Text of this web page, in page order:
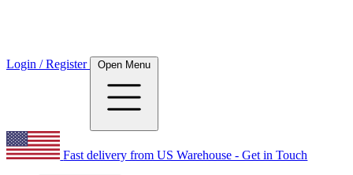
Login / Register Open Menu
Fast delivery from US Warehouse - Get in Touch